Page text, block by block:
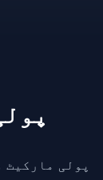
پولی